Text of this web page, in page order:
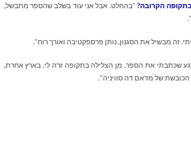
הקרובה?"בהחלט. אבל אני עוד בשלב שהספר מתבשל,
זה מבשיל את הסגנון, נותן פרספקטיבה ואורך רוח".
שכתבתי את הספר, מן הצלילה בתקופה זרה לי, בארץ אחרת,
של מדאם דה סוויניה".